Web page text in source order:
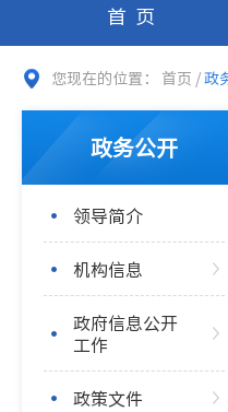
首页
您现在的位置： 首页 /政
政务公开
领导简介
机构信息
政府信息公开
工作
政策文件